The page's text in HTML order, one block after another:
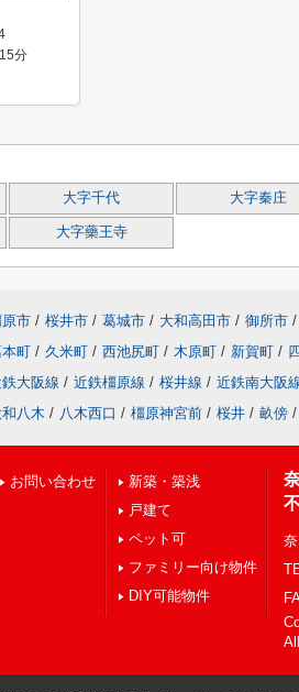
分
大字千代 大字秦庄
大字藥王寺
市 / 桜井市 / 葛城市 / 大和高田市 / 御所市 /
町 / 久米町 / 西池尻町 / 木原町 / 新賀町 /
大阪線 / 近鉄橿原線 / 桜井線 / 近鉄南大阪
和八木 / 八木西口 / 橿原神宮前 / 桜井 / 畝傍 /
お問い合わせ
新築・築浅
戸建て
ペット可
ファミリー向け物件
DIY可能物件